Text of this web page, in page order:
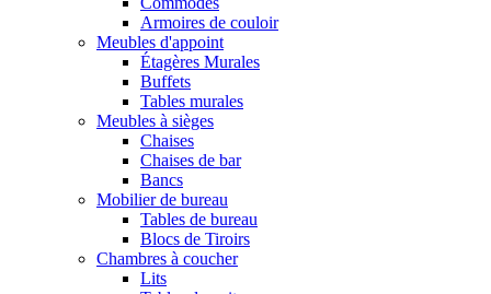
Armoires de couloir
Meubles d'appoint
Étagères Murales
Buffets
Tables murales
Meubles à sièges
Chaises
Chaises de bar
Bancs
Mobilier de bureau
Tables de bureau
Blocs de Tiroirs
Chambres à coucher
Lits